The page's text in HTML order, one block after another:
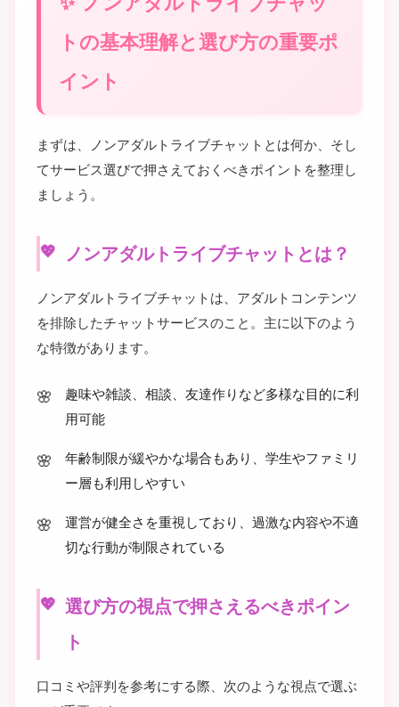
トの基本理解と選び方の重要ポ
イント
まずは、ノンアダルトライブチャットとは何か、そし
てサービス選びで押さえておくべきポイントを整理し
ましょう。
ノンアダルトライブチャットとは？
ノンアダルトライブチャットは、アダルトコンテンツ
を排除したチャットサービスのこと。主に以下のよう
な特徴があります。
趣味や雑談、相談、友達作りなど多様な目的に利
用可能
年齢制限が緩やかな場合もあり、学生やファミリ
ー層も利用しやすい
運営が健全さを重視しており、過激な内容や不適
切な行動が制限されている
選び方の視点で押さえるべきポイン
ト
口コミや評判を参考にする際、次のような視点で選ぶ